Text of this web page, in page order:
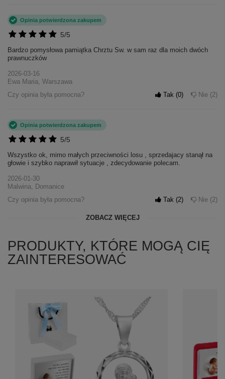
5/5
Opinia potwierdzona zakupem
Bardzo pomysłowa pamiątka Chrztu Sw. w sam raz dla moich dwóch
prawnuczków
2026-03-16
Ewa Maria, Warszawa
Czy opinia była pomocna?
Tak 0 Nie 2
5/5
Opinia potwierdzona zakupem
Wszystko ok, mimo małych przeciwności losu , sprzedajacy stanął na
głowie i szybko naprawił sytuacje , zdecydowanie polecam.
2026-01-30
Malwina, Domanice
Czy opinia była pomocna?
Tak 2 Nie 2
ZOBACZ WIĘCEJ
PRODUKTY, KTÓRE MOGĄ CIĘ
ZAINTERESOWAĆ